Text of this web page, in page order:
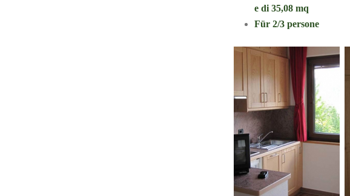
e di 35,08 mq
Für 2/3 persone